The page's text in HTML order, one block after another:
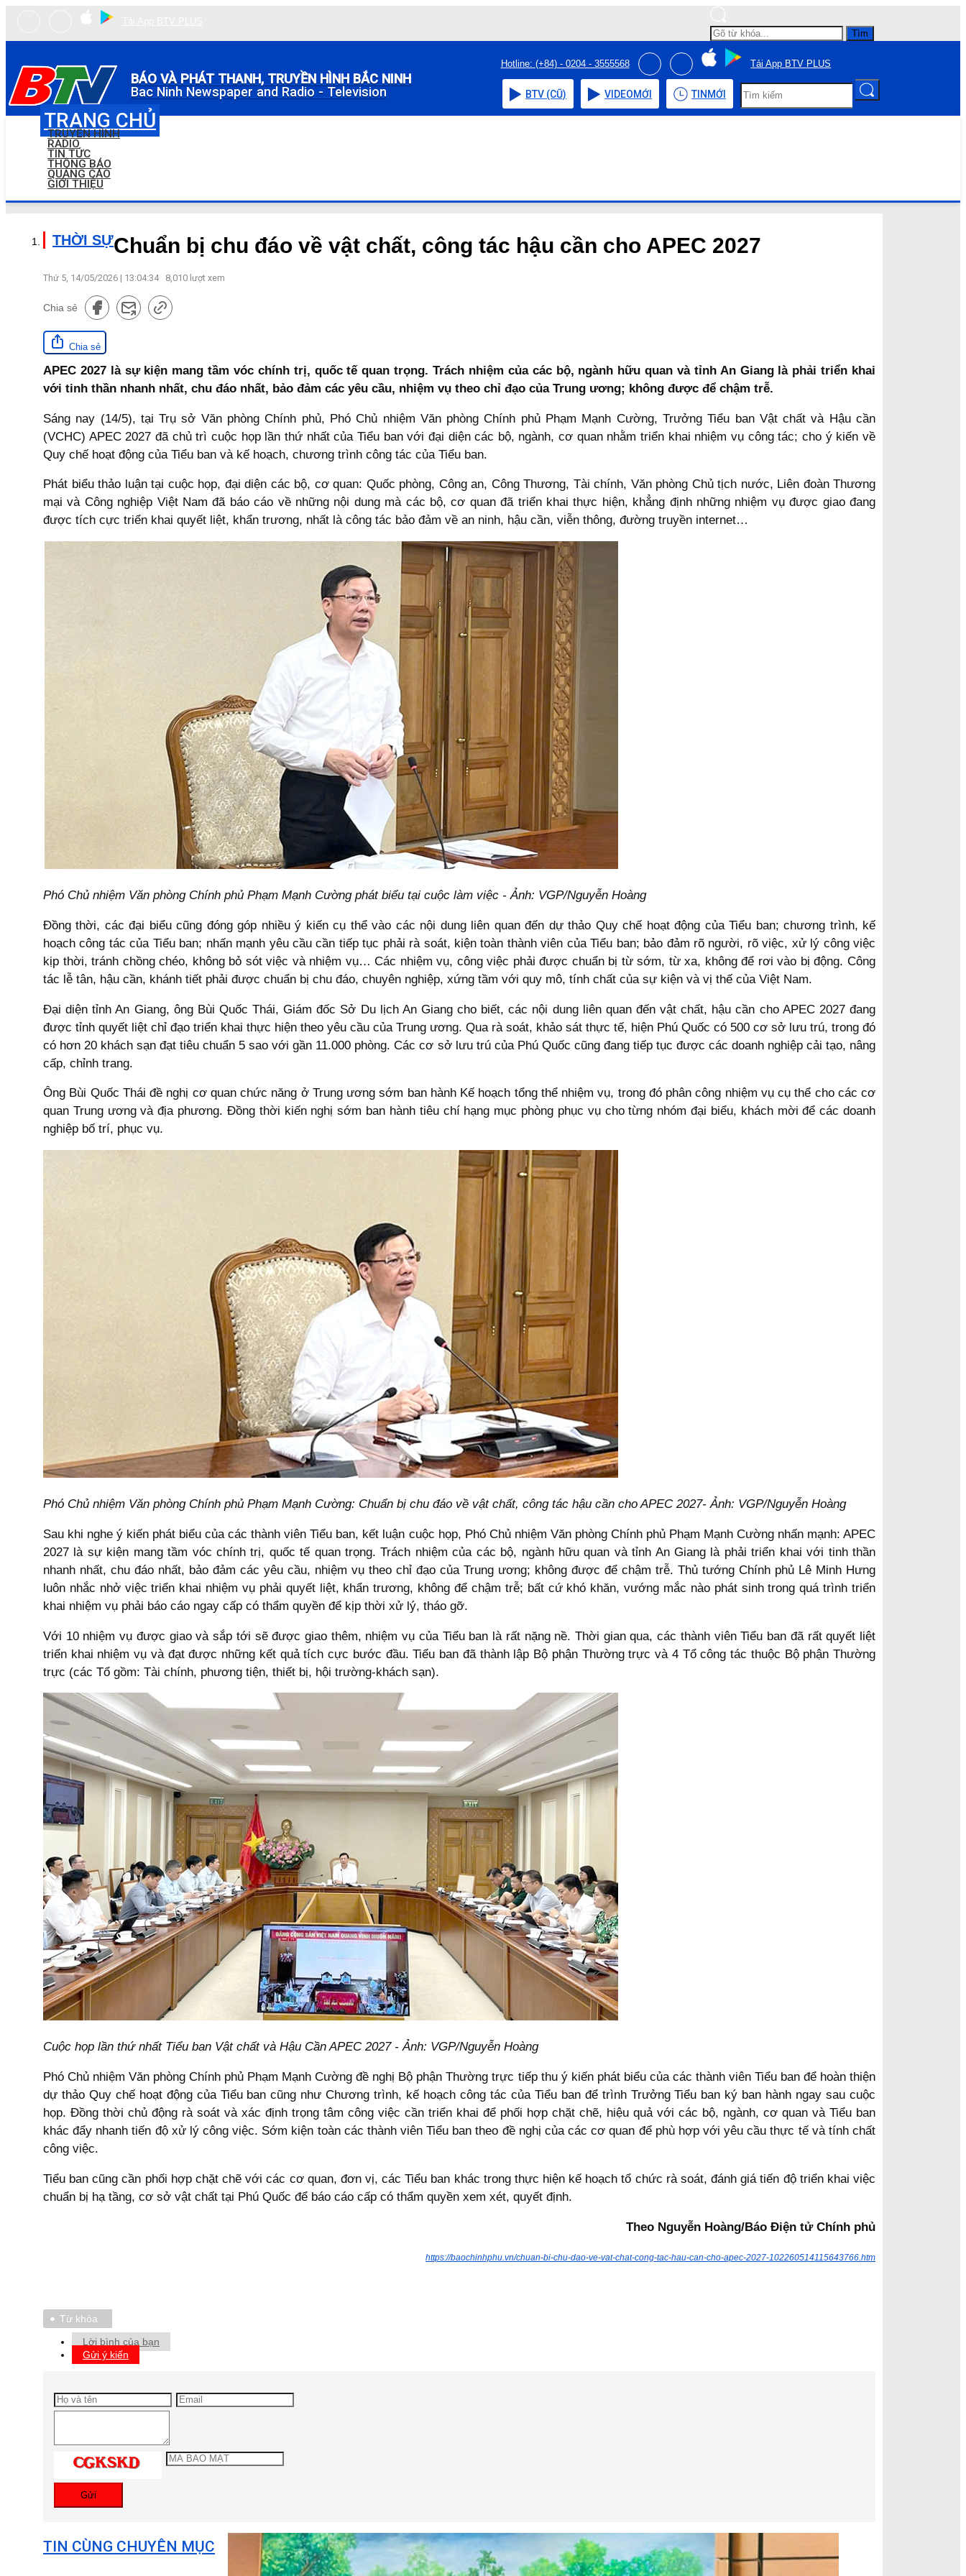
Tìm
BÁO VÀ PHÁT THANH, TRUYỀN HÌNH BẮC NINH
Bac Ninh Newspaper and Radio - Television
Hotline: (+84) - 0204 - 3555568 Tải App BTV PLUS
BTV (CŨ) VIDEOMỚI TIN MỚI
TRANG CHỦ
TRUYỀN HÌNH
RADIO
TIN TỨC
THÔNG BÁO
QUẢNG CÁO
GIỚI THIỆU
THỜI SỰChuẩn bị chu đáo về vật chất, công tác hậu cần cho APEC 2027
Thứ 5, 14/05/2026 | 13:04:34 8,010 lượt xem
Chia sẻ
Chia sẻ
APEC 2027 là sự kiện mang tầm vóc chính trị, quốc tế quan trọng. Trách nhiệm của các bộ, ngành hữu quan và tỉnh An Giang là phải triển khai
với tinh thần nhanh nhất, chu đáo nhất, bảo đảm các yêu cầu, nhiệm vụ theo chỉ đạo của Trung ương; không được để chậm trễ.
Sáng nay (14/5), tại Trụ sở Văn phòng Chính phủ, Phó Chủ nhiệm Văn phòng Chính phủ Phạm Mạnh Cường, Trưởng Tiểu ban Vật chất và Hậu cần
(VCHC) APEC 2027 đã chủ trì cuộc họp lần thứ nhất của Tiểu ban với đại diện các bộ, ngành, cơ quan nhằm triển khai nhiệm vụ công tác; cho ý kiến về
Quy chế hoạt động của Tiểu ban và kế hoạch, chương trình công tác của Tiểu ban.
Phát biểu thảo luận tại cuộc họp, đại diện các bộ, cơ quan: Quốc phòng, Công an, Công Thương, Tài chính, Văn phòng Chủ tịch nước, Liên đoàn Thương
mại và Công nghiệp Việt Nam đã báo cáo về những nội dung mà các bộ, cơ quan đã triển khai thực hiện, khẳng định những nhiệm vụ được giao đang
được tích cực triển khai quyết liệt, khẩn trương, nhất là công tác bảo đảm về an ninh, hậu cần, viễn thông, đường truyền internet…
Phó Chủ nhiệm Văn phòng Chính phủ Phạm Mạnh Cường phát biểu tại cuộc làm việc - Ảnh: VGP/Nguyễn Hoàng
Đồng thời, các đại biểu cũng đóng góp nhiều ý kiến cụ thể vào các nội dung liên quan đến dự thảo Quy chế hoạt động của Tiểu ban; chương trình, kế
hoạch công tác của Tiểu ban; nhấn mạnh yêu cầu cần tiếp tục phải rà soát, kiện toàn thành viên của Tiểu ban; bảo đảm rõ người, rõ việc, xử lý công việc
kịp thời, tránh chồng chéo, không bỏ sót việc và nhiệm vụ… Các nhiệm vụ, công việc phải được chuẩn bị từ sớm, từ xa, không để rơi vào bị động. Công
tác lễ tân, hậu cần, khánh tiết phải được chuẩn bị chu đáo, chuyên nghiệp, xứng tầm với quy mô, tính chất của sự kiện và vị thế của Việt Nam.
Đại diện tỉnh An Giang, ông Bùi Quốc Thái, Giám đốc Sở Du lịch An Giang cho biết, các nội dung liên quan đến vật chất, hậu cần cho APEC 2027 đang
được tỉnh quyết liệt chỉ đạo triển khai thực hiện theo yêu cầu của Trung ương. Qua rà soát, khảo sát thực tế, hiện Phú Quốc có 500 cơ sở lưu trú, trong đó
có hơn 20 khách sạn đạt tiêu chuẩn 5 sao với gần 11.000 phòng. Các cơ sở lưu trú của Phú Quốc cũng đang tiếp tục được các doanh nghiệp cải tạo, nâng
cấp, chỉnh trang.
Ông Bùi Quốc Thái đề nghị cơ quan chức năng ở Trung ương sớm ban hành Kế hoạch tổng thể nhiệm vụ, trong đó phân công nhiệm vụ cụ thể cho các cơ
quan Trung ương và địa phương. Đồng thời kiến nghị sớm ban hành tiêu chí hạng mục phòng phục vụ cho từng nhóm đại biểu, khách mời để các doanh
nghiệp bố trí, phục vụ.
Phó Chủ nhiệm Văn phòng Chính phủ Phạm Mạnh Cường: Chuẩn bị chu đáo về vật chất, công tác hậu cần cho APEC 2027- Ảnh: VGP/Nguyễn Hoàng
Sau khi nghe ý kiến phát biểu của các thành viên Tiểu ban, kết luận cuộc họp, Phó Chủ nhiệm Văn phòng Chính phủ Phạm Mạnh Cường nhấn mạnh: APEC
2027 là sự kiện mang tầm vóc chính trị, quốc tế quan trọng. Trách nhiệm của các bộ, ngành hữu quan và tỉnh An Giang là phải triển khai với tinh thần
nhanh nhất, chu đáo nhất, bảo đảm các yêu cầu, nhiệm vụ theo chỉ đạo của Trung ương; không được để chậm trễ. Thủ tướng Chính phủ Lê Minh Hưng
luôn nhắc nhở việc triển khai nhiệm vụ phải quyết liệt, khẩn trương, không để chậm trễ; bất cứ khó khăn, vướng mắc nào phát sinh trong quá trình triển
khai nhiệm vụ phải báo cáo ngay cấp có thẩm quyền để kịp thời xử lý, tháo gỡ.
Với 10 nhiệm vụ được giao và sắp tới sẽ được giao thêm, nhiệm vụ của Tiểu ban là rất nặng nề. Thời gian qua, các thành viên Tiểu ban đã rất quyết liệt
triển khai nhiệm vụ và đạt được những kết quả tích cực bước đầu. Tiểu ban đã thành lập Bộ phận Thường trực và 4 Tổ công tác thuộc Bộ phận Thường
trực (các Tổ gồm: Tài chính, phương tiện, thiết bị, hội trường-khách sạn).
Cuộc họp lần thứ nhất Tiểu ban Vật chất và Hậu Cần APEC 2027 - Ảnh: VGP/Nguyễn Hoàng
Phó Chủ nhiệm Văn phòng Chính phủ Phạm Mạnh Cường đề nghị Bộ phận Thường trực tiếp thu ý kiến phát biểu của các thành viên Tiểu ban để hoàn thiện
dự thảo Quy chế hoạt động của Tiểu ban cũng như Chương trình, kế hoạch công tác của Tiểu ban để trình Trưởng Tiểu ban ký ban hành ngay sau cuộc
họp. Đồng thời chủ động rà soát và xác định trọng tâm công việc cần triển khai để phối hợp chặt chẽ, hiệu quả với các bộ, ngành, cơ quan và Tiểu ban
khác đẩy nhanh tiến độ xử lý công việc. Sớm kiện toàn các thành viên Tiểu ban theo đề nghị của các cơ quan để phù hợp với yêu cầu thực tế và tính chất
công việc.
Tiểu ban cũng cần phối hợp chặt chẽ với các cơ quan, đơn vị, các Tiểu ban khác trong thực hiện kế hoạch tổ chức rà soát, đánh giá tiến độ triển khai việc
chuẩn bị hạ tầng, cơ sở vật chất tại Phú Quốc để báo cáo cấp có thẩm quyền xem xét, quyết định.
Theo Nguyễn Hoàng/Báo Điện tử Chính phủ
https://baochinhphu.vn/chuan-bi-chu-dao-ve-vat-chat-cong-tac-hau-can-cho-apec-2027-102260514115643766.htm
Từ khóa
Lời bình của bạn
Gửi ý kiến
Gửi
TIN CÙNG CHUYÊN MỤC